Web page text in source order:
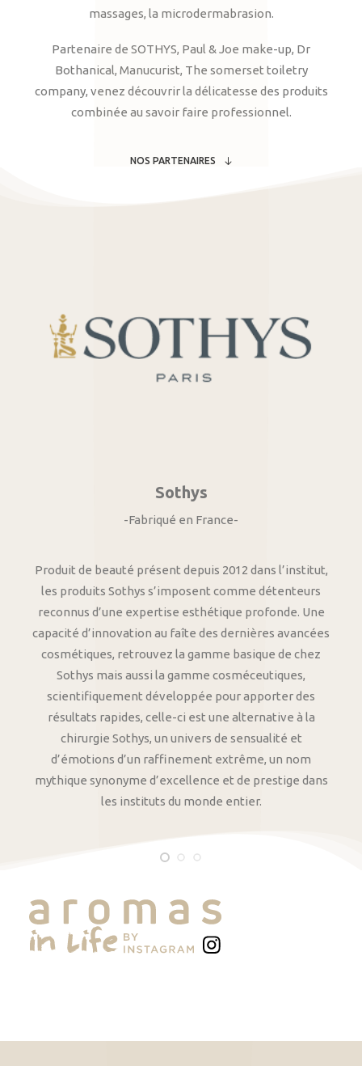
massages, la microdermabrasion.
Partenaire de SOTHYS, Paul & Joe make-up, Dr
Bothanical, Manucurist, The somerset toiletry
company, venez découvrir la délicatesse des produits
combinée au savoir faire professionnel.
NOS PARTENAIRES
Sothys
-Fabriqué en France-
Produit de beauté présent depuis 2012 dans l’institut,
les produits Sothys s’imposent comme détenteurs
reconnus d’une expertise esthétique profonde. Une
capacité d’innovation au faîte des dernières avancées
cosmétiques, retrouvez la gamme basique de chez
Sothys mais aussi la gamme cosméceutiques,
scientifiquement développée pour apporter des
résultats rapides, celle-ci est une alternative à la
chirurgie Sothys, un univers de sensualité et
d’émotions d’un raffinement extrême, un nom
mythique synonyme d’excellence et de prestige dans
les instituts du monde entier.